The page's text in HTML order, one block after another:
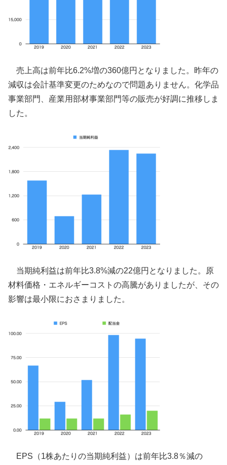
売上高は前年比6.2%増の360億円となりました。昨年の
減収は会計基準変更のためなので問題ありません。化学品
事業部門、産業用部材事業部門等の販売が好調に推移しま
した。
当期純利益は前年比3.8%減の22億円となりました。原
材料価格・エネルギーコストの高騰がありましたが、その
影響は最小限におさまりました。
EPS（1株あたりの当期純利益）は前年比3.8％減の